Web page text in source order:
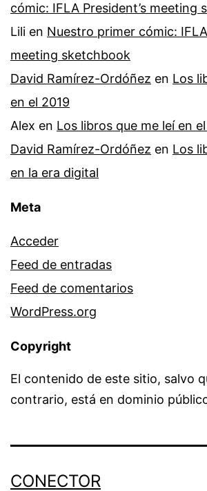
cómic: IFLA President’s meeting
Lili en Nuestro primer cómic:
meeting sketchbook
David Ramírez-Ordóñez en Los
en el 2019
Alex en Los libros que me leí en
David Ramírez-Ordóñez en Los
en la era digital
Meta
Acceder
Feed de entradas
Feed de comentarios
WordPress.org
Copyright
El contenido de este sitio, salvo
contrario, está en dominio
CONECTOR